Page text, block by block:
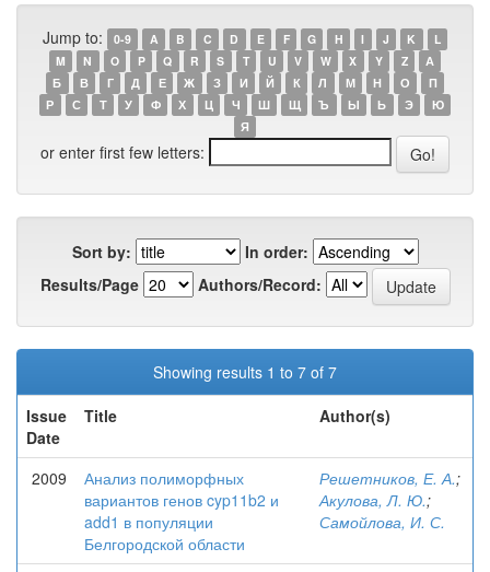
Jump to: 0-9 A B C D E F G H I J K
L
M
N O P Q R S T U V W X Y Z
А
Б
В Г Д Е Ж З И Й К Л М Н О
П
Р
С Т У Ф Х Ц Ч Ш Щ Ъ Ы Ь Э
Ю
Я
or enter first few letters:
Sort by:
In order:
Results/Page
Authors/Record:
Showing results 1 to 7 of 7
Issue
Date
Title Author(s)
2009
Анализ полиморфных
вариантов генов cyp11b2 и
add1 в популяции
Белгородской области
Решетников, Е. А.;
Акулова, Л. Ю.;
Самойлова, И. С.